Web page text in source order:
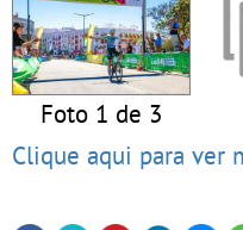
Foto 1 de 3
Clique aqui para ver